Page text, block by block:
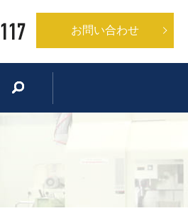
お問い合わせ
search